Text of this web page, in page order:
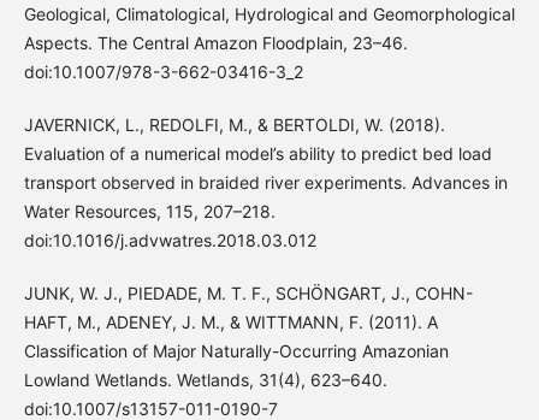
Geological, Climatological, Hydrological and Geomorphological
Aspects. The Central Amazon Floodplain, 23–46.
doi:10.1007/978-3-662-03416-3_2
JAVERNICK, L., REDOLFI, M., & BERTOLDI, W. (2018).
Evaluation of a numerical model’s ability to predict bed load
transport observed in braided river experiments. Advances in
Water Resources, 115, 207–218.
doi:10.1016/j.advwatres.2018.03.012
JUNK, W. J., PIEDADE, M. T. F., SCHÖNGART, J., COHN-
HAFT, M., ADENEY, J. M., & WITTMANN, F. (2011). A
Classification of Major Naturally-Occurring Amazonian
Lowland Wetlands. Wetlands, 31(4), 623–640.
doi:10.1007/s13157-011-0190-7